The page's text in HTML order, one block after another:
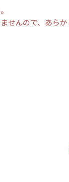
せんので、あらか